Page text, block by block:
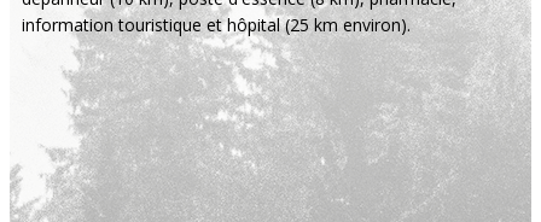
information touristique et hôpital (25 km environ).